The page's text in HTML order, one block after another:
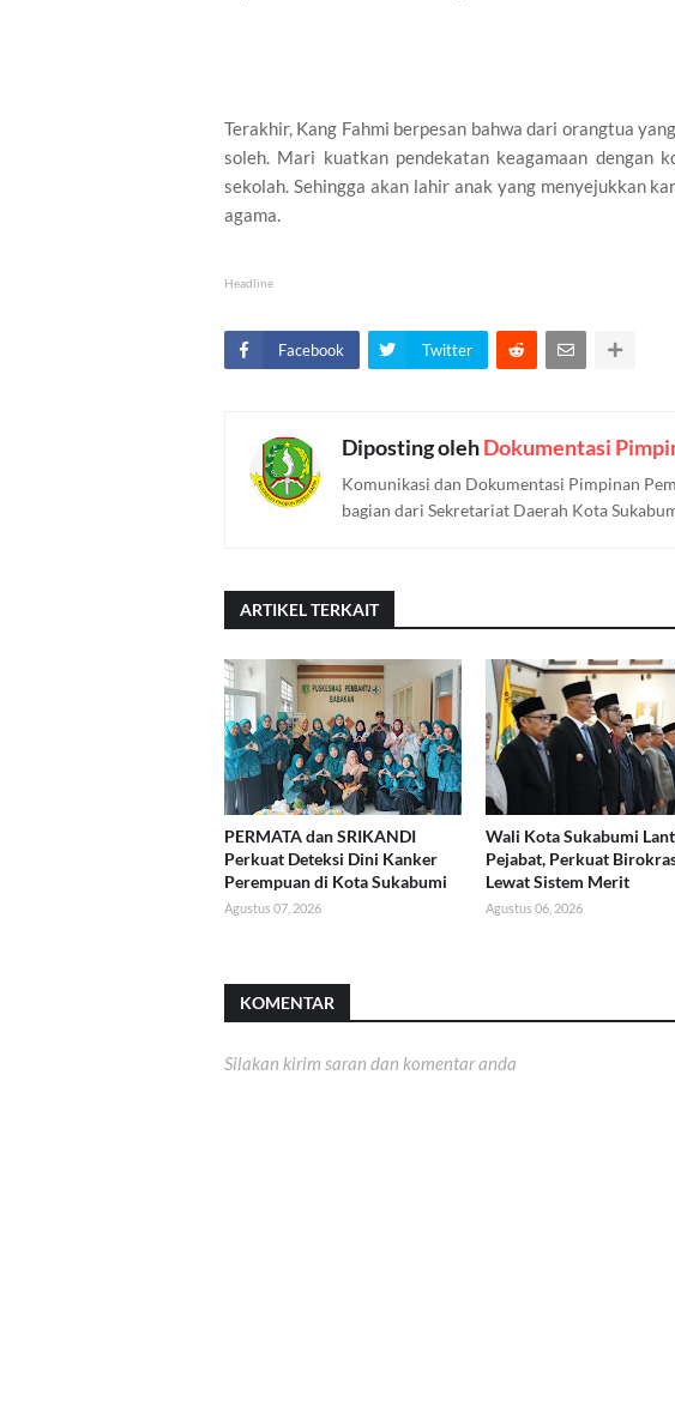
Terakhir, Kang Fahmi berpesan bahwa dari orangtua
soleh. Mari kuatkan pendekatan keagamaan dengan
sekolah. Sehingga akan lahir anak yang menyejukkan
agama.
Headline
Facebook Twitter
Diposting olehDokumentasi
Komunikasi dan Dokumentasi Pimpinan
bagian dari Sekretariat Daerah Kota
ARTIKEL TERKAIT
PERMATA dan SRIKANDI
Perkuat Deteksi Dini Kanker
Perempuan di Kota Sukabumi
Agustus 07, 2026
Wali Kota Sukabumi
Pejabat, Perkuat
Lewat Sistem Merit
Agustus 06, 2026
KOMENTAR
Silakan kirim saran dan komentar anda